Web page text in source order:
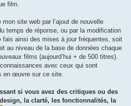
film.
site web par l’ajout de nouvelle
temps de réponse, ou par la modification
fais ainsi des mises à jour fréquentes, soit
au niveau de la base de données chaque
films (aujourd’hui + de 500 titres).
avec ceux qui sont
en œuvre sur ce site.
si vous avez des critiques ou des
la clarté, les fonctionnalités, la